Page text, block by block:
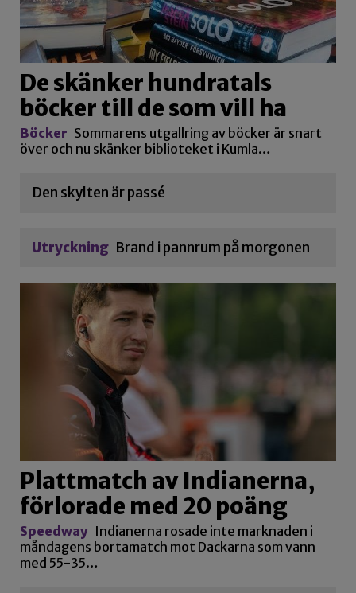
De skänker hundratals
böcker till de som vill ha
Böcker Sommarens utgallring av böcker är snart
över och nu skänker biblioteket i Kumla…
Den skylten är passé
Utryckning Brand i pannrum på morgonen
Plattmatch av Indianerna,
förlorade med 20 poäng
Speedway Indianerna rosade inte marknaden i
måndagens bortamatch mot Dackarna som vann
med 55-35…